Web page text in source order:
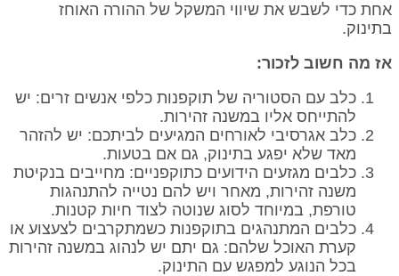
אחת כדי לשבש את שיווי המשקל של ההורה האוחז
בתינוק.
אז מה חשוב לזכור:
כלב עם הסטוריה של תוקפנות כלפי אנשים זרים: יש
להתייחס אליו במשנה זהירות.
כלב אגרסיבי לאורחים המגיעים לביתכם: יש להזהר
מאד שלא יפגע בתינוק, גם אם בטעות.
כלבים מגזעים הידועים כתוקפניים: מחייבים בנקיטת
משנה זהירות, מאחר ויש להם נטייה להתנהגות
טורפת, במיוחד לסוג שנוטה לצוד חיות קטנות.
כלבים המתנהגים בתוקפנות כשמתקרבים לצעצוע או
קערת האוכל שלהם: גם יתם יש לנהוג במשנה זהירות
בכל הנוגע למפגש עם התינוק.